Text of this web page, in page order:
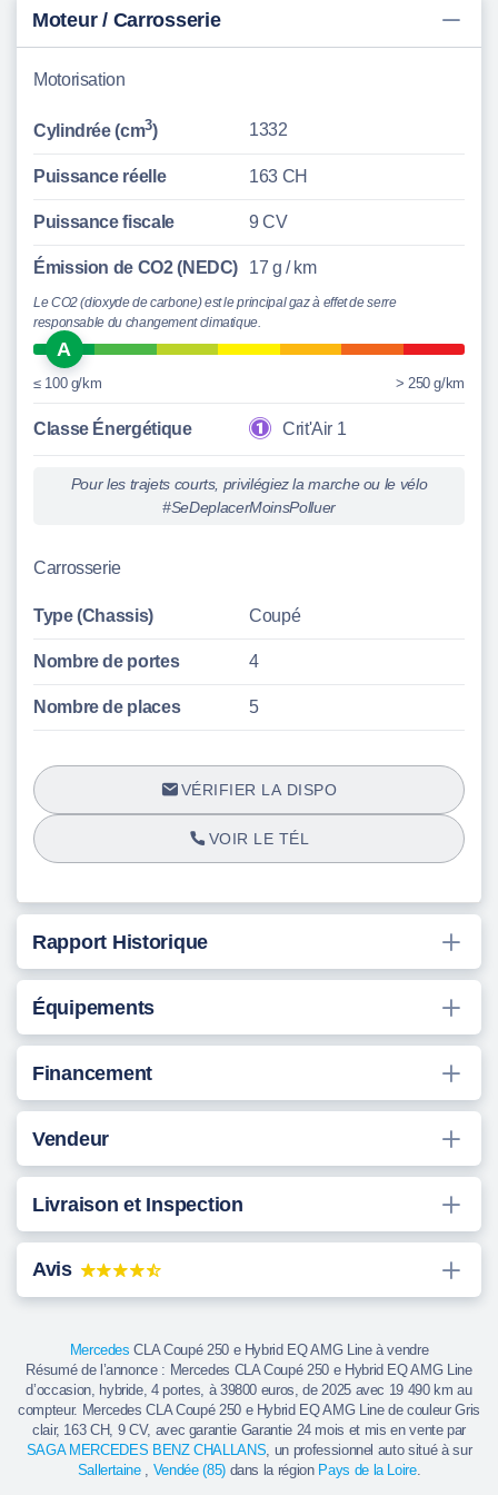
caméra de recul, Pack Rétroviseurs, Pack Sport Black,
brillant, Affichage de l'état des ceintures arrière sur le
combiné d'instruments, Désactivation automatique de l
airbag passager avant, MBUX Réalité augmentée pour
la navigation, Soutien lombaire à 4 réglages, Tapis de
sol AMG, Système de freinage sport, Pack Confort
sièges, Protection piétons, Pack Visibilité
Moteur / Carrosserie
Motorisation
Cylindrée (cm3) 1332
Puissance réelle 163 CH
Puissance fiscale 9 CV
Émission de CO2 (NEDC) 17 g / km
Le CO2 (dioxyde de carbone) est le principal gaz à effet de serre
responsable du changement climatique.
A
≤ 100 g/km > 250 g/km
Classe Énergétique Crit'Air 1
Pour les trajets courts, privilégiez la marche ou le vélo
#SeDeplacerMoinsPolluer
Carrosserie
Type (Chassis) Coupé
Nombre de portes 4
Nombre de places 5
VÉRIFIER LA DISPO
VOIR LE TÉL
Rapport Historique
Équipements
Financement
Vendeur
Livraison et Inspection
Avis
Mercedes CLA Coupé 250 e Hybrid EQ AMG Line à vendre
Résumé de l’annonce : Mercedes CLA Coupé 250 e Hybrid EQ AMG Line
d’occasion, hybride, 4 portes, à 39800 euros, de 2025 avec 19 490 km au
compteur. Mercedes CLA Coupé 250 e Hybrid EQ AMG Line de couleur Gris
clair, 163 CH, 9 CV, avec garantie Garantie 24 mois et mis en vente par
SAGA MERCEDES BENZ CHALLANS, un professionnel auto situé à sur
Sallertaine, Vendée (85) dans la région Pays de la Loire.